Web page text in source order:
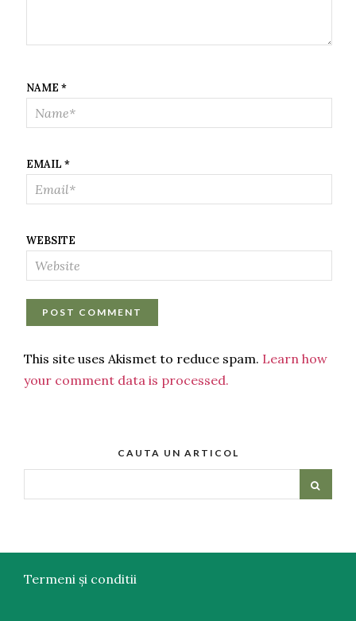
NAME *
EMAIL *
WEBSITE
This site uses Akismet to reduce spam. Learn how
your comment data is processed.
CAUTA UN ARTICOL
Termeni și conditii